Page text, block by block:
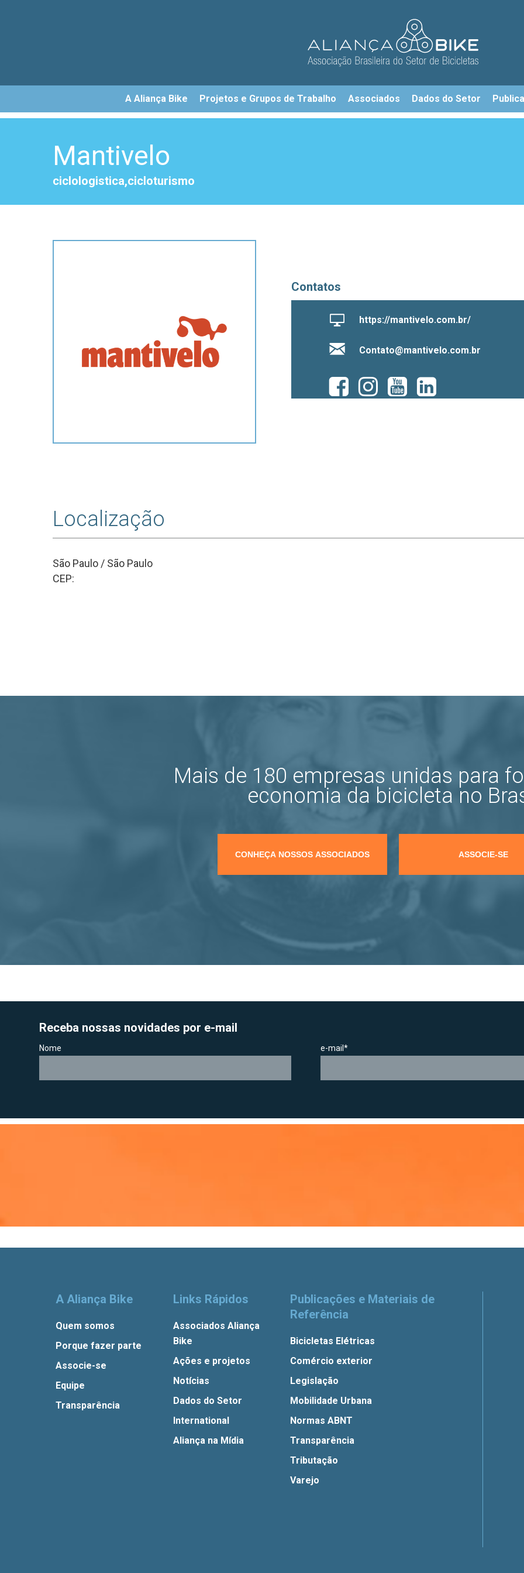
Hit enter to search or ESC to close
A Aliança Bike Projetos e Grupos de Trabalho Associados Dados do Setor
Mantivelo
ciclologistica,cicloturismo
Contatos
https://mantivelo.com.br/
Contato@mantivelo.com.br
Localização
São Paulo / São Paulo
CEP:
Mais de 180 empresas unidas para
economia da bicicleta no
CONHEÇA NOSSOS ASSOCIADOS ASSOCIE-SE
Receba nossas novidades por e-mail
Nome e-mail*
A Aliança Bike
Quem somos
Porque fazer parte
Associe-se
Equipe
Transparência
Links Rápidos
Associados Aliança
Bike
Ações e projetos
Notícias
Dados do Setor
International
Aliança na Mídia
Publicações e Materiais de
Referência
Bicicletas Elétricas
Comércio exterior
Legislação
Mobilidade Urbana
Normas ABNT
Transparência
Tributação
Varejo